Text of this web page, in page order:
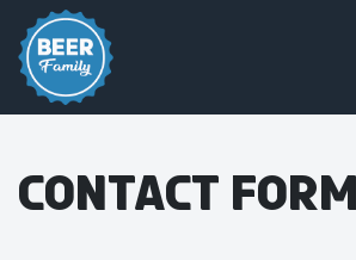
Overslaan naar inhoud
Contact